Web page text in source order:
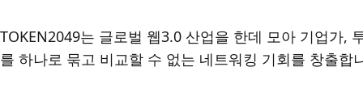
TOKEN2049는 글로벌 웹3.0 산업을 한데 모아 기업가,
를 하나로 묶고 비교할 수 없는 네트워킹 기회를 창출합